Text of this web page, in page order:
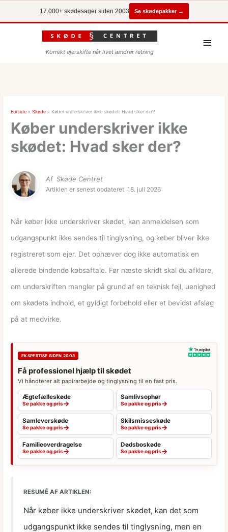
17.000+ skødesager siden 2003 Se skødepakker →
Korrekt ejerskifte når livet ændrer retning
Forside »Skøde » Køber underskriver ikke skødet: Hvad sker der?
Køber underskriver ikke
skødet: Hvad sker der?
Af Skøde Centret
Artiklen er senest opdateret 18. juli 2026
Når køber ikke underskriver skødet, kan anmeldelsen som
udgangspunkt ikke sendes til tinglysning, og køber bliver ikke
registreret som ejer. Det ophæver dog ikke automatisk en
allerede bindende købsaftale. Før næste skridt skal du afklare,
om underskriften mangler på grund af en teknisk fejl, uenighed
om skødets indhold, et gyldigt forbehold eller et bevidst afslag
på at medvirke.
EKSPERTISE SIDEN 2003
Få professionel hjælp til skødet
Vi håndterer alt papirarbejde og tinglysning til en fast pris.
Ægtefælleskøde
Se pakke og pris→
Samlivsophør
Se pakke og pris→
Samleverskøde
Se pakke og pris→
Skilsmisseskøde
Se pakke og pris→
Familieoverdragelse
Se pakke og pris→
Dødsboskøde
Se pakke og pris→
RESUMÉ AF ARTIKLEN:
Når køber ikke underskriver skødet, kan det som
udgangspunkt ikke sendes til tinglysning, men en